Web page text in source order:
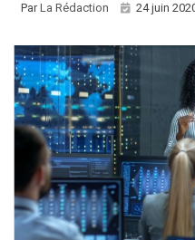
ParLa Rédaction 24 juin